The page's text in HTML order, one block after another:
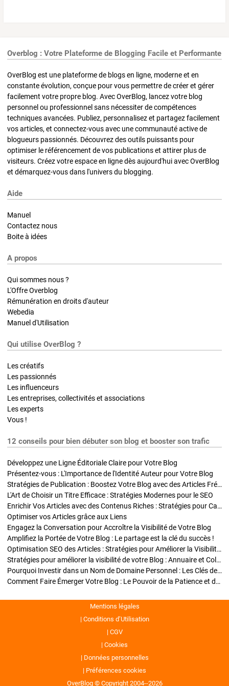
Overblog : Votre Plateforme de Blogging Facile et Performante
OverBlog est une plateforme de blogs en ligne, moderne et en
constante évolution, conçue pour vous permettre de créer et gérer
facilement votre propre blog. Avec OverBlog, lancez votre blog
personnel ou professionnel sans nécessiter de compétences
techniques avancées. Publiez, personnalisez et partagez facilement
vos articles, et connectez-vous avec une communauté active de
blogueurs passionnés. Découvrez des outils puissants pour
optimiser le référencement de vos publications et attirer plus de
visiteurs. Créez votre espace en ligne dès aujourd'hui avec OverBlog
et démarquez-vous dans l'univers du blogging.
Aide
Manuel
Contactez nous
Boite à idées
A propos
Qui sommes nous ?
L'Offre Overblog
Rémunération en droits d'auteur
Webedia
Manuel d'Utilisation
Qui utilise OverBlog ?
Les créatifs
Les passionnés
Les influenceurs
Les entreprises, collectivités et associations
Les experts
Vous !
12 conseils pour bien débuter son blog et booster son trafic
Développez une Ligne Éditoriale Claire pour Votre Blog
Présentez-vous : L'Importance de l'Identité Auteur pour Votre Blog
Stratégies de Publication : Boostez Votre Blog avec des Articles Fréquents et Exclusifs
L'Art de Choisir un Titre Efficace : Stratégies Modernes pour le SEO
Enrichir Vos Articles avec des Contenus Riches : Stratégies pour Captiver et Optimiser
Optimiser vos Articles grâce aux Liens
Engagez la Conversation pour Accroître la Visibilité de Votre Blog
Amplifiez la Portée de Votre Blog : Le partage est la clé du succès !
Optimisation SEO des Articles : Stratégies pour Améliorer la Visibilité de Votre Blog
Stratégies pour améliorer la visibilité de votre Blog : Annuaire et Collaborations
Pourquoi Investir dans un Nom de Domaine Personnel : Les Clés de la Réussite de Votre Blog
Comment Faire Émerger Votre Blog : Le Pouvoir de la Patience et de la Persévérance
Mentions légales
Conditions d’Utilisation
CGV
Cookies
Données personnelles
Préférences cookies
OverBlog © Copyright 2004--2026